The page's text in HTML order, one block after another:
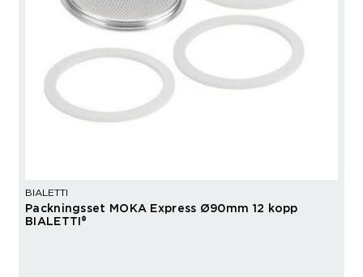
BIALETTI
Packningsset MOKA Express Ø90mm 12 kopp
BIALETTI®